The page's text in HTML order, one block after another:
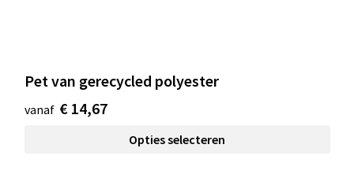
Pet van gerecycled polyester
vanaf € 14,67
Opties selecteren